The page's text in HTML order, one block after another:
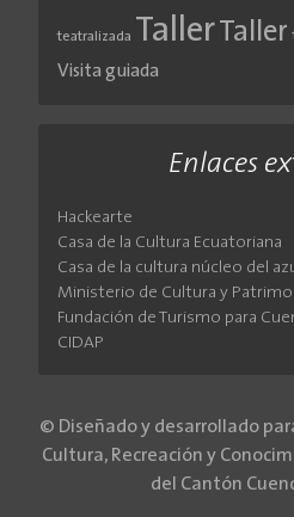
teatralizada TallerTaller
Visita guiada
Enlaces
Hackearte
Casa de la Cultura Ecuatoriana
Casa de la cultura núcleo del
Ministerio de Cultura y
Fundación de Turismo para
CIDAP
© Diseñado y desarrollado
Cultura, Recreación y
del Cantón